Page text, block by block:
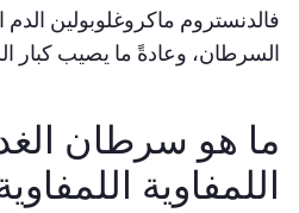
ماكروغلوبولين الدم
وعادةً ما يصيب كبار
هو سرطان الغدد
اللمفاوية؟